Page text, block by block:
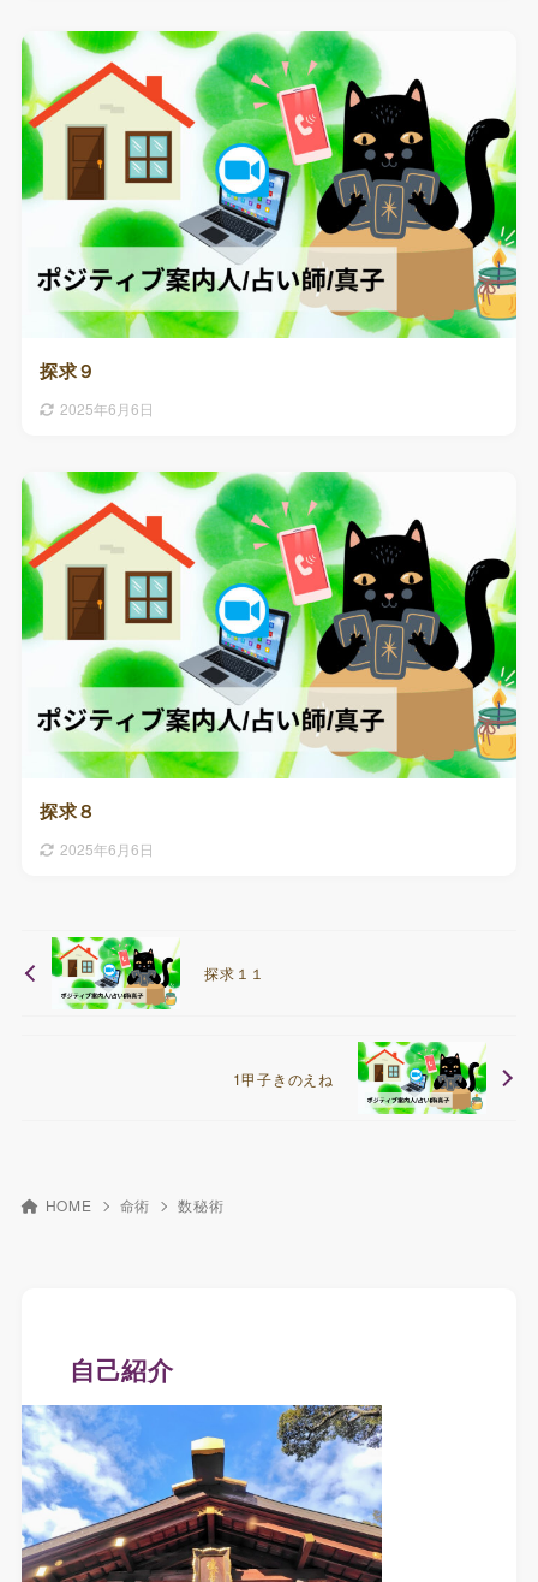
探求９
2025年6月6日
探求８
2025年6月6日
探求１１
1甲子きのえね
HOME 命術 数秘術
自己紹介